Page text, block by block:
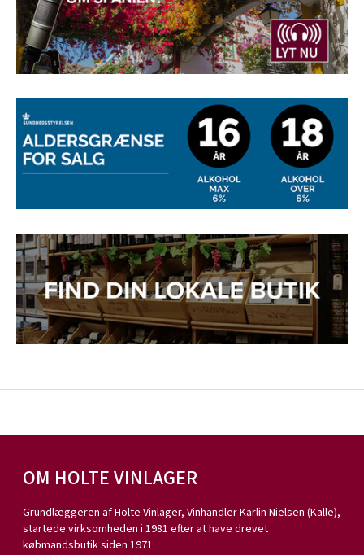
OM HOLTE VINLAGER
Grundlæggeren af Holte Vinlager, Vinhandler Karlin Nielsen (Kalle),
startede virksomheden i 1981 efter at have drevet
købmandsbutik siden 1971.